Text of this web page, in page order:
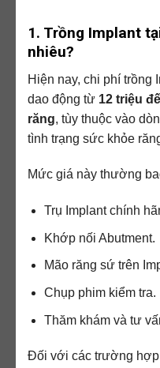
1. Trồng Implant
nhiêu?
Hiện nay, chi phí trồng
dao động từ 12 triệu
răng, tùy thuộc vào
tình trạng sức khỏe
Mức giá này thường
Trụ Implant chính
Khớp nối Abutment.
Mão răng sứ trên
Chụp phim kiểm tra.
Thăm khám và tư
Đối với các trường hợp